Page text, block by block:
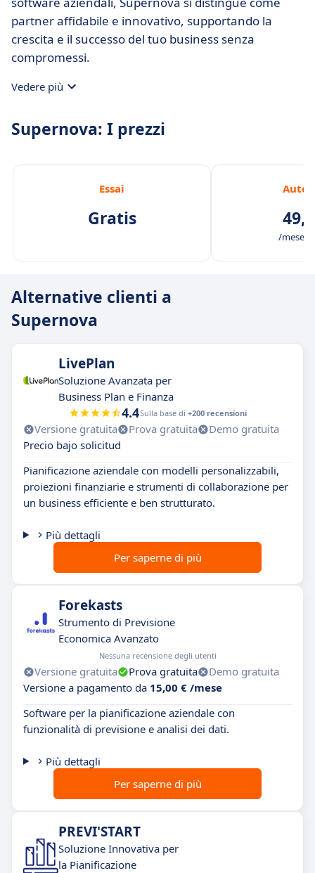
partner affidabile e innovativo, supportando la
crescita e il successo del tuo business senza
compromessi.
Vedere più
Supernova: I prezzi
Essai
Gratis
/mese /
Alternative clienti a
Supernova
LivePlan
Soluzione Avanzata per
Business Plan e Finanza
4.4Sulla base di +200 recensioni
Versione gratuita Prova gratuita
Demo gratuita
Precio bajo solicitud
Pianificazione aziendale con modelli personalizzabili,
proiezioni finanziarie e strumenti di collaborazione per
un business efficiente e ben strutturato.
Più dettagli
Per saperne di più
Forekasts
Strumento di Previsione
Economica Avanzato
Nessuna recensione degli utenti
Versione gratuita Prova gratuita
Demo gratuita
Versione a pagamento da 15,00 € /mese
Software per la pianificazione aziendale con
funzionalità di previsione e analisi dei dati.
Più dettagli
Per saperne di più
PREVI'START
Soluzione Innovativa per
la Pianificazione